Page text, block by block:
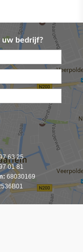
uw bedrijf?
63 25
01 81
68030169